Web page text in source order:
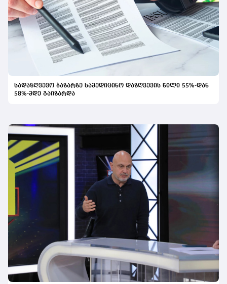
სადაზღვევო ბაზარზე სამედიცინო დაზღვევის წილი 55%-დან
58%-მდე გაიზარდა